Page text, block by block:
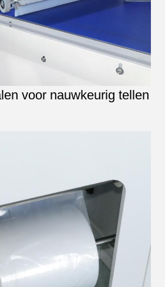
voor nauwkeurig tellen